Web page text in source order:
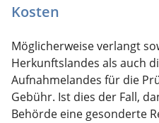
Kosten
Möglicherweise verlangt
Herkunftslandes als auch
Aufnahmelandes für die
Gebühr. Ist dies der Fall,
Behörde eine gesonderte